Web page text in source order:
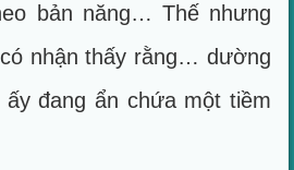
bản năng… Thế nhưng
nhận thấy rằng… dường
đang ẩn chứa một tiềm